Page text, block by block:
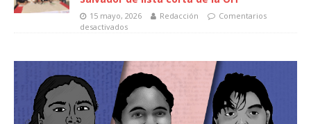
15 mayo, 2026 Redacción
Comentarios
desactivados